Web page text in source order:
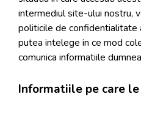
intermediul site-ului nostru,
politicile de confidentialitate
putea intelege in ce mod
comunica informatiile
Informatiile pe care